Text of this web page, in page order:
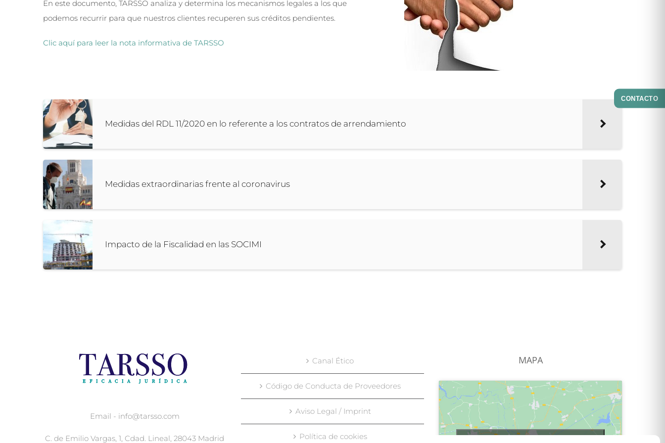
En este documento, TARSSO analiza y determina los mecanismos legales a los que
podemos recurrir para que nuestros clientes recuperen sus créditos pendientes.
Clic aquí para leer la nota informativa de TARSSO
Medidas del RDL 11/2020 en lo referente a los contratos de arrendamiento
Medidas extraordinarias frente al coronavirus
Impacto de la Fiscalidad en las SOCIMI
Email - info@tarsso.com
C. de Emilio Vargas, 1, Cdad. Lineal, 28043 Madrid
Canal Ético
Código de Conducta de Proveedores
Aviso Legal / Imprint
Política de cookies
MAPA
CONTACTO